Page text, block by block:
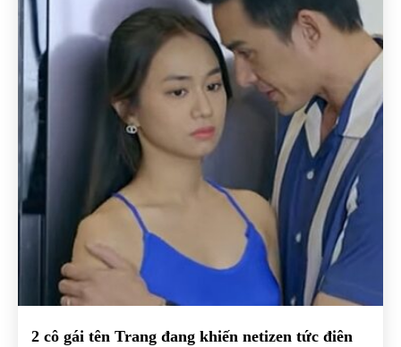
2 cô gái tên Trang đang khiến netizen tức điên